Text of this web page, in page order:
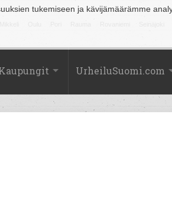
tukemiseen ja kävijämäärämme
UrheiluSuomi.com